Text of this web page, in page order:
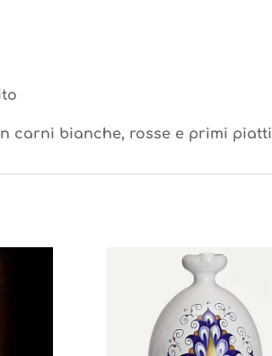
carni bianche, rosse e primi piatti